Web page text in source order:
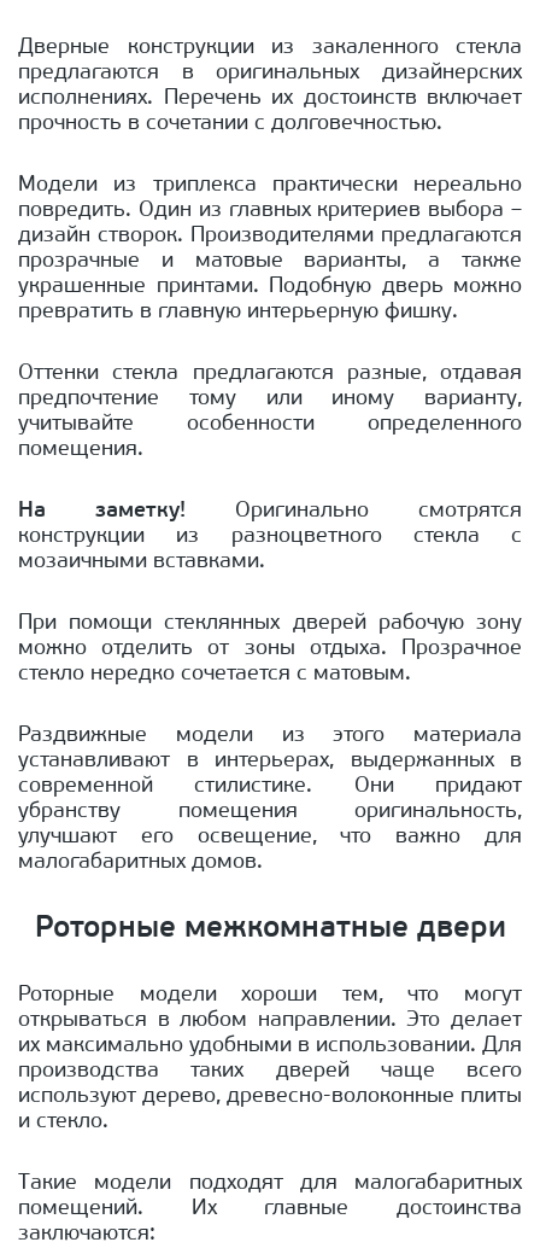
Дверные конструкции из закаленного стекла
предлагаются в оригинальных дизайнерских
исполнениях. Перечень их достоинств включает
прочность в сочетании с долговечностью.
Модели из триплекса практически нереально
повредить. Один из главных критериев выбора –
дизайн створок. Производителями предлагаются
прозрачные и матовые варианты, а также
украшенные принтами. Подобную дверь можно
превратить в главную интерьерную фишку.
Оттенки стекла предлагаются разные, отдавая
предпочтение тому или иному варианту,
учитывайте особенности определенного
помещения.
На заметку! Оригинально смотрятся
конструкции из разноцветного стекла с
мозаичными вставками.
При помощи стеклянных дверей рабочую зону
можно отделить от зоны отдыха. Прозрачное
стекло нередко сочетается с матовым.
Раздвижные модели из этого материала
устанавливают в интерьерах, выдержанных в
современной стилистике. Они придают
убранству помещения оригинальность,
улучшают его освещение, что важно для
малогабаритных домов.
Роторные межкомнатные двери
Роторные модели хороши тем, что могут
открываться в любом направлении. Это делает
их максимально удобными в использовании. Для
производства таких дверей чаще всего
используют дерево, древесно-волоконные плиты
и стекло.
Такие модели подходят для малогабаритных
помещений. Их главные достоинства
заключаются: